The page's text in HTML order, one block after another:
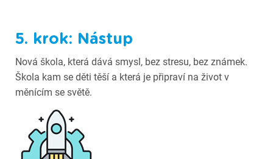
5. krok: Nástup
Nová škola, která dává smysl, bez stresu, bez známek.
Škola kam se děti těší a která je připraví na život v
měnícím se světě.